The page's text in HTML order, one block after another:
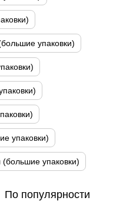
упаковки)
упаковки)
упаковки)
По популярности